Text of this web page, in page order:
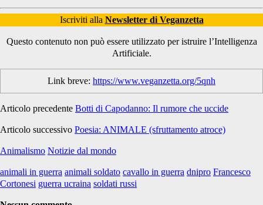
Iscriviti alla Newsletter di Veganzetta
Questo contenuto non può essere utilizzato per istruire l’Intelligenza
Artificiale.
Link breve: https://www.veganzetta.org/5qnh
Articolo precedente Botti di Capodanno: Il rumore che uccide
Articolo successivo Poesia: ANIMALE (sfruttamento atroce)
Animalismo Notizie dal mondo
animali in guerra animali soldato cavallo in guerra dnipro Francesco
Cortonesi guerra ucraina soldati russi